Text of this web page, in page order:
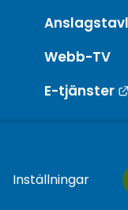
Webb-TV
E-tjänster
Inställningar